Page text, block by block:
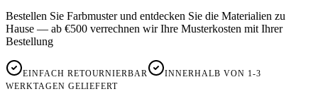
Bestellen Sie Farbmuster und entdecken Sie die Materialien zu
Hause — ab €500 verrechnen wir Ihre Musterkosten mit Ihrer
Bestellung
EINFACH RETOURNIERBAR
INNERHALB VON 1-3
WERKTAGEN GELIEFERT